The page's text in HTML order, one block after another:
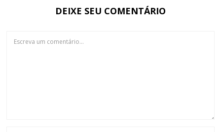
DEIXE SEU COMENTÁRIO